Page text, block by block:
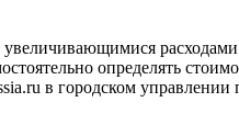
определять
в городском